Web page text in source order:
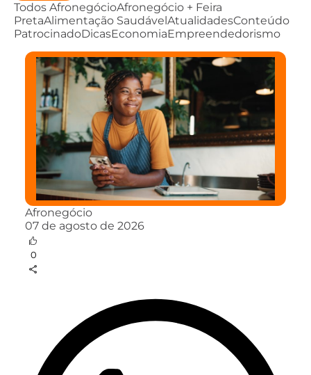
Todos AfronegócioAfronegócio + Feira
PretaAlimentação SaudávelAtualidadesConteúdo
PatrocinadoDicasEconomiaEmpreendedorismo
Afronegócio
07 de agosto de 2026
0